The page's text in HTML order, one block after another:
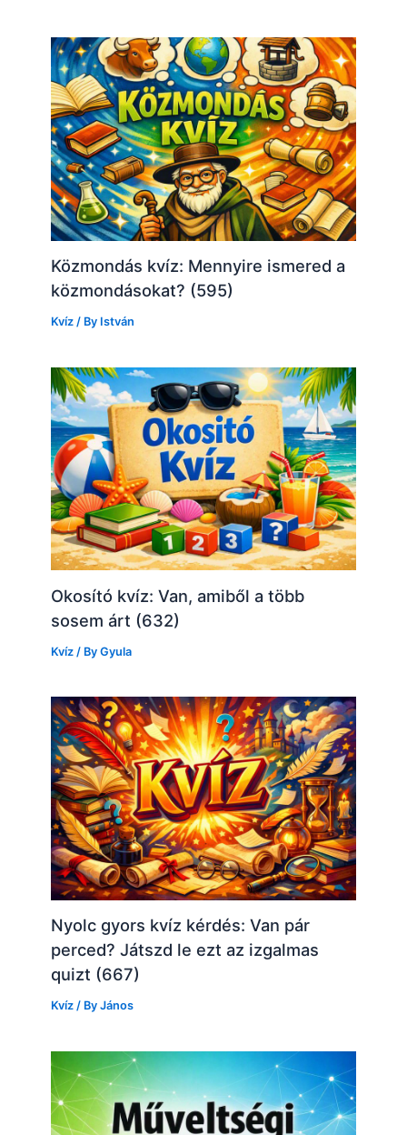
Közmondás kvíz: Mennyire ismered a
közmondásokat? (595)
Kvíz / By István
Okosító kvíz: Van, amiből a több
sosem árt (632)
Kvíz / ByGyula
Nyolc gyors kvíz kérdés: Van pár
perced? Játszd le ezt az izgalmas
quizt (667)
Kvíz / ByJános